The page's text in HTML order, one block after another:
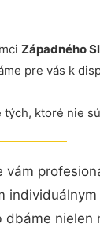
Západného
pre vás k
ktoré nie
vám